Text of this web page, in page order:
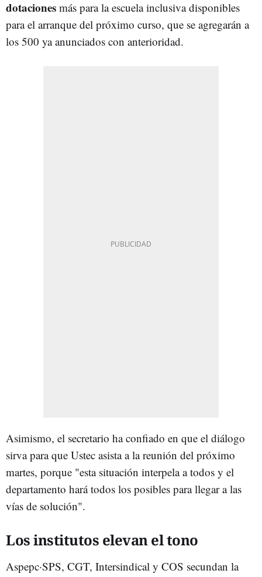
dotaciones más para la escuela inclusiva disponibles
para el arranque del próximo curso, que se agregarán a
los 500 ya anunciados con anterioridad.
Asimismo, el secretario ha confiado en que el diálogo
sirva para que Ustec asista a la reunión del próximo
martes, porque "esta situación interpela a todos y el
departamento hará todos los posibles para llegar a las
vías de solución".
Los institutos elevan el tono
Aspepc·SPS, CGT, Intersindical y COS secundan la